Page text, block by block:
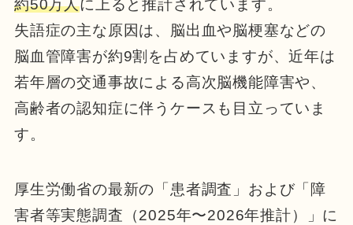
約50万人に上ると推計されています。
失語症の主な原因は、脳出血や脳梗塞などの
脳血管障害が約9割を占めていますが、近年は
若年層の交通事故による高次脳機能障害や、
高齢者の認知症に伴うケースも目立っていま
す。
厚生労働省の最新の「患者調査」および「障
害者等実態調査（2025年〜2026年推計）」に